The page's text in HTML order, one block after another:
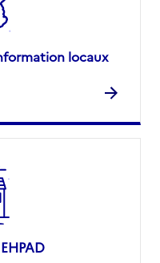
locaux